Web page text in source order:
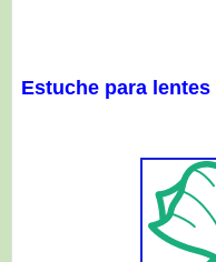
Estuche para